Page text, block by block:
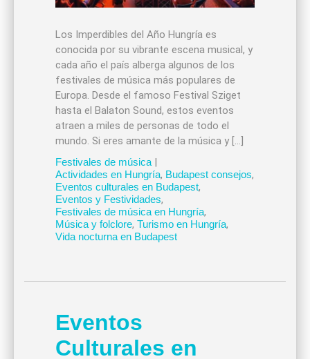
Los Imperdibles del Año Hungría es
conocida por su vibrante escena musical, y
cada año el país alberga algunos de los
festivales de música más populares de
Europa. Desde el famoso Festival Sziget
hasta el Balaton Sound, estos eventos
atraen a miles de personas de todo el
mundo. Si eres amante de la música y […]
Festivales de música|
Actividades en Hungría, Budapest consejos,
Eventos culturales en Budapest,
Eventos y Festividades,
Festivales de música en Hungría,
Música y folclore, Turismo en Hungría,
Vida nocturna en Budapest
Eventos
Culturales en